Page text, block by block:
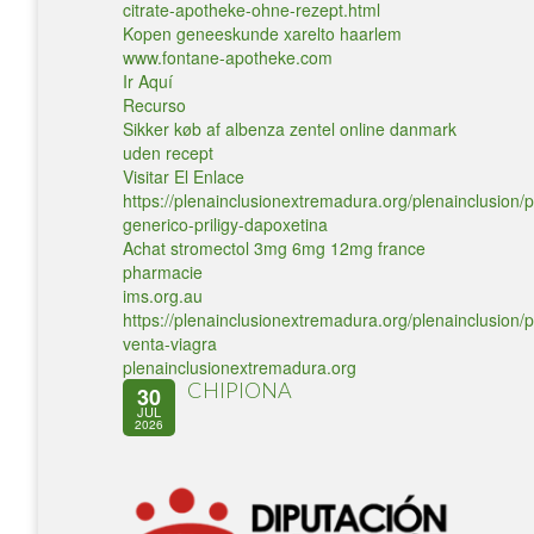
citrate-apotheke-ohne-rezept.html
Kopen geneeskunde xarelto haarlem
www.fontane-apotheke.com
Ir Aquí
Recurso
Sikker køb af albenza zentel online danmark
uden recept
Visitar El Enlace
https://plenainclusionextremadura.org/plenainclusion/
generico-priligy-dapoxetina
Achat stromectol 3mg 6mg 12mg france
pharmacie
ims.org.au
https://plenainclusionextremadura.org/plenainclusion/
venta-viagra
plenainclusionextremadura.org
30
JUL
2026
CHIPIONA